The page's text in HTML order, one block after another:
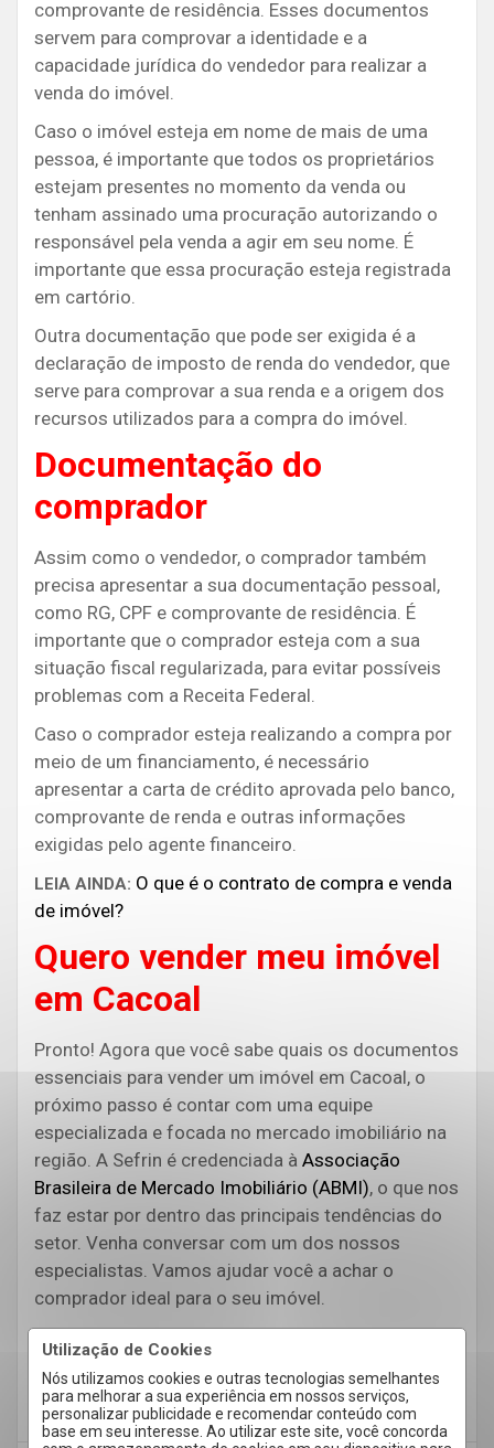
Utilização de Cookies
Nós utilizamos cookies e outras tecnologias semelhantes
para melhorar a sua experiência em nossos serviços,
personalizar publicidade e recomendar conteúdo com
base em seu interesse. Ao utilizar este site, você concorda
comprovante de residência. Esses documentos
servem para comprovar a identidade e a
capacidade jurídica do vendedor para realizar a
venda do imóvel.
Caso o imóvel esteja em nome de mais de uma
pessoa, é importante que todos os proprietários
estejam presentes no momento da venda ou
tenham assinado uma procuração autorizando o
responsável pela venda a agir em seu nome. É
importante que essa procuração esteja registrada
em cartório.
Outra documentação que pode ser exigida é a
declaração de imposto de renda do vendedor, que
serve para comprovar a sua renda e a origem dos
recursos utilizados para a compra do imóvel.
Documentação do
comprador
Assim como o vendedor, o comprador também
precisa apresentar a sua documentação pessoal,
como RG, CPF e comprovante de residência. É
importante que o comprador esteja com a sua
situação fiscal regularizada, para evitar possíveis
problemas com a Receita Federal.
Caso o comprador esteja realizando a compra por
meio de um financiamento, é necessário
apresentar a carta de crédito aprovada pelo banco,
comprovante de renda e outras informações
exigidas pelo agente financeiro.
LEIA AINDA: O que é o contrato de compra e venda
de imóvel?
Quero vender meu imóvel
em Cacoal
Pronto! Agora que você sabe quais os documentos
essenciais para vender um imóvel em Cacoal, o
próximo passo é contar com uma equipe
especializada e focada no mercado imobiliário na
região. A Sefrin é credenciada à Associação
Brasileira de Mercado Imobiliário (ABMI), o que nos
faz estar por dentro das principais tendências do
setor. Venha conversar com um dos nossos
especialistas. Vamos ajudar você a achar o
comprador ideal para o seu imóvel.
Aproveite! Estamos disponíveis pelo site,
Facebook